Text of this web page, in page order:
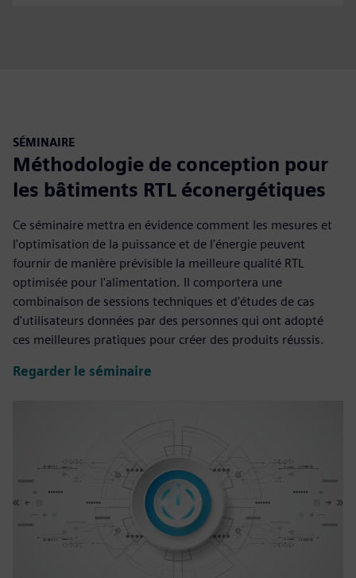
SÉMINAIRE
Méthodologie de conception pour
les bâtiments RTL éconergétiques
Ce séminaire mettra en évidence comment les mesures et
l'optimisation de la puissance et de l'énergie peuvent
fournir de manière prévisible la meilleure qualité RTL
optimisée pour l'alimentation. Il comportera une
combinaison de sessions techniques et d'études de cas
d'utilisateurs données par des personnes qui ont adopté
ces meilleures pratiques pour créer des produits réussis.
Regarder le séminaire